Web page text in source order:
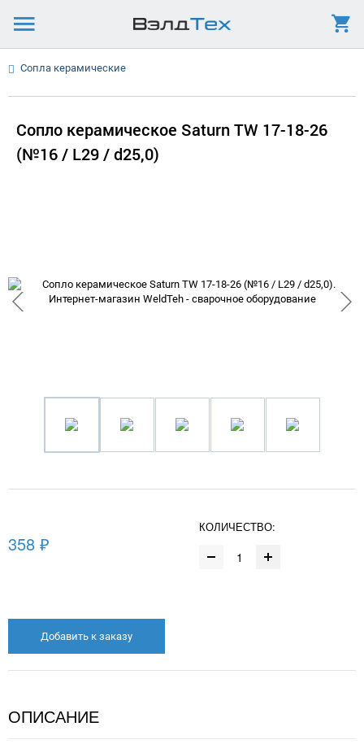
Сопла керамические
Сопло керамическое Saturn TW 17-18-26
(№16 / L29 / d25,0)
358 ₽
КОЛИЧЕСТВО:
Добавить к заказу
ОПИСАНИЕ